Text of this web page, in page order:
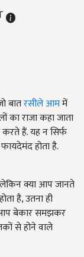
बातरसीले आममें
का राजा कहा जाता
करते हैं. यह न सिर्फ
होता है.
लेकिन क्या आप जानते
है, उतना ही
बेकार समझकर
से होने वाले